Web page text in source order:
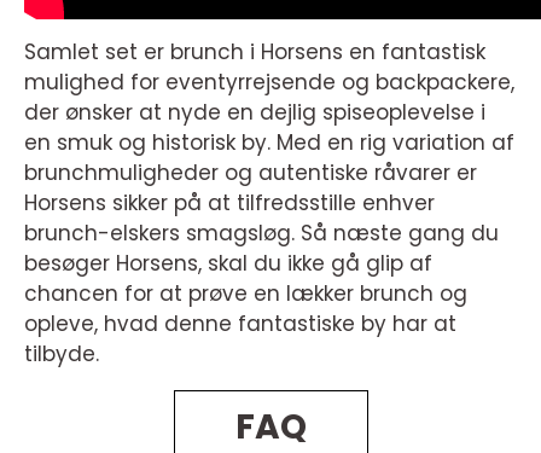
Samlet set er brunch i Horsens en fantastisk
mulighed for eventyrrejsende og backpackere,
der ønsker at nyde en dejlig spiseoplevelse i
en smuk og historisk by. Med en rig variation af
brunchmuligheder og autentiske råvarer er
Horsens sikker på at tilfredsstille enhver
brunch-elskers smagsløg. Så næste gang du
besøger Horsens, skal du ikke gå glip af
chancen for at prøve en lækker brunch og
opleve, hvad denne fantastiske by har at
tilbyde.
FAQ